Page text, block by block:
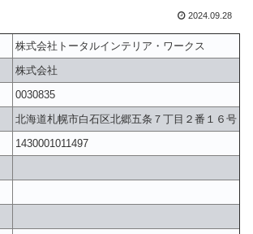
2024.09.28
株式会社トータルインテリア・ワークス
株式会社
0030835
北海道札幌市白石区北郷五条７丁目２番１６号
1430001011497